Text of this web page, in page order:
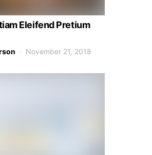
Eleifend Pretium
November 21, 2018